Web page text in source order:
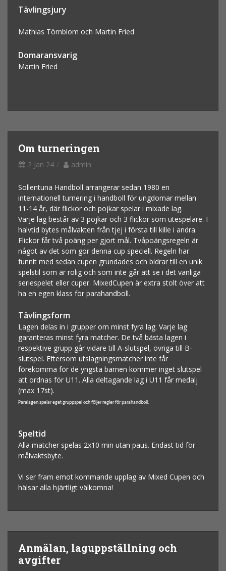
Tävlingsjury
Mathias Törnblom och Martin Fried
Domaransvarig
Martin Fried
Om turneringen
2 Jan 24 admin
Sollentuna Handboll arrangerar sedan 1980 en
internationell turnering i handboll för ungdomar mellan
11-14 år, där flickor och pojkar spelar i mixade lag.
Varje lag består av 3 pojkar och 3 flickor som utespelare. I
halvtid bytes målvakten från tjej i första till kille i andra.
Flickor får två poäng per gjort mål. Tvåpoängsregeln är
något av det som gör denna cup speciell. Regeln har
funnit med sedan cupen grundades och bidrar till en unik
spelstil som är rolig och som inte går att se i det vanliga
seriespelet eller cuper. MixedCupen är extra stolt över att
ha en egen klass för parahandboll.
Tävlingsform
Lagen delas in i grupper om minst fyra lag. Varje lag
garanteras minst fyra matcher. De två bästa lagen i
respektive grupp går vidare till A-slutspel, övriga till B-
slutspel. Eftersom utslagningsmatcher inte får
förekomma för de yngsta barnen kommer inget slutspel
att ordnas för U11. Alla deltagande lag i U11 får medalj
(max 17st).
Paralagen spelareget gruppspel och följer regler för parahandboll.
Speltid
Alla matcher spelas 2x10 min utan paus. Endast tid för
målvaktsbyte.
Vi ser fram emot kommande upplag av Mixed Cupen och
hälsar alla hjärtligt välkomna!
Anmälan, laguppställning och
avgifter